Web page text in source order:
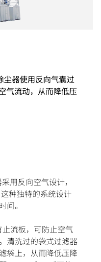
尘器使用反向气囊过
气流动，从而降低压
用反向空气设计，
种独特的系统设计
间。
流板，可防止空气
清洗过的袋式过滤器
袋上，从而降低压降